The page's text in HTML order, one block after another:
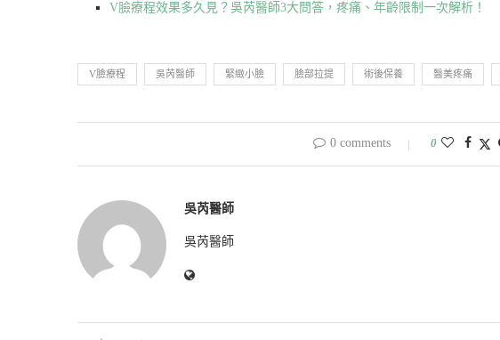
V臉療程效果多久見？吳芮醫師3大問答，疼痛、年齡限制一次解析！
V臉療程 吳芮醫師 緊緻小臉 臉部拉提 術後保養 醫美疼痛
0 comments 0
吳芮醫師
吳芮醫師